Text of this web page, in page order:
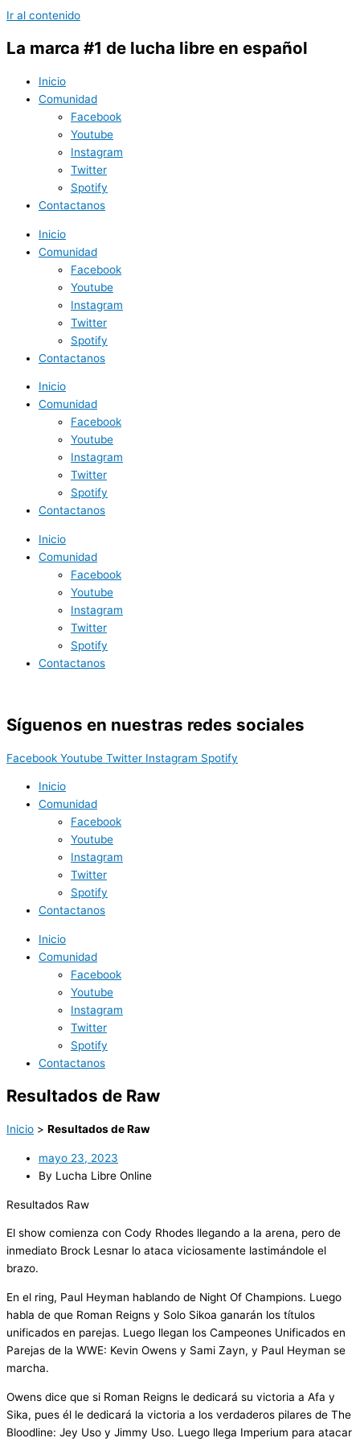
Ir al contenido
La marca #1 de lucha libre en español
Inicio
Comunidad
Facebook
Youtube
Instagram
Twitter
Spotify
Contactanos
Inicio
Comunidad
Facebook
Youtube
Instagram
Twitter
Spotify
Contactanos
Inicio
Comunidad
Facebook
Youtube
Instagram
Twitter
Spotify
Contactanos
Inicio
Comunidad
Facebook
Youtube
Instagram
Twitter
Spotify
Contactanos
Síguenos en nuestras redes sociales
Facebook Youtube Twitter Instagram Spotify
Inicio
Comunidad
Facebook
Youtube
Instagram
Twitter
Spotify
Contactanos
Inicio
Comunidad
Facebook
Youtube
Instagram
Twitter
Spotify
Contactanos
Resultados de Raw
Inicio > Resultados de Raw
mayo 23, 2023
By Lucha Libre Online
Resultados Raw
El show comienza con Cody Rhodes llegando a la arena, pero de
inmediato Brock Lesnar lo ataca viciosamente lastimándole el
brazo.
En el ring, Paul Heyman hablando de Night Of Champions. Luego
habla de que Roman Reigns y Solo Sikoa ganarán los títulos
unificados en parejas. Luego llegan los Campeones Unificados en
Parejas de la WWE: Kevin Owens y Sami Zayn, y Paul Heyman se
marcha.
Owens dice que si Roman Reigns le dedicará su victoria a Afa y
Sika, pues él le dedicará la victoria a los verdaderos pilares de The
Bloodline: Jey Uso y Jimmy Uso. Luego llega Imperium para atacar